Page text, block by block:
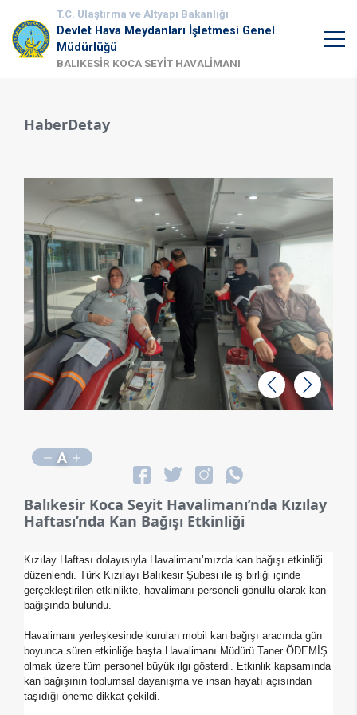
T.C. Ulaştırma ve Altyapı Bakanlığı
Devlet Hava Meydanları İşletmesi Genel
Müdürlüğü
BALIKESİR KOCA SEYİT HAVALİMANI
HaberDetay
Geri İleri
A
Balıkesir Koca Seyit Havalimanı’nda Kızılay
Haftası’nda Kan Bağışı Etkinliği
Kızılay Haftası dolayısıyla Havalimanı’mızda kan bağışı etkinliği
düzenlendi. Türk Kızılayı Balıkesir Şubesi ile iş birliği içinde
gerçekleştirilen etkinlikte, havalimanı personeli gönüllü olarak kan
bağışında bulundu.
Havalimanı yerleşkesinde kurulan mobil kan bağışı aracında gün
boyunca süren etkinliğe başta Havalimanı Müdürü Taner ÖDEMİŞ
olmak üzere tüm personel büyük ilgi gösterdi. Etkinlik kapsamında
kan bağışının toplumsal dayanışma ve insan hayatı açısından
taşıdığı öneme dikkat çekildi.